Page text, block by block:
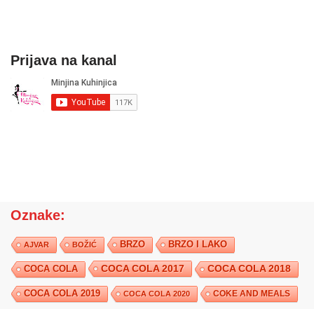
Prijava na kanal
Oznake:
AJVAR BOŽIĆ BRZO BRZO I LAKO
COCA COLA COCA COLA 2017 COCA COLA 2018
COCA COLA 2019 COCA COLA 2020 COKE AND MEALS